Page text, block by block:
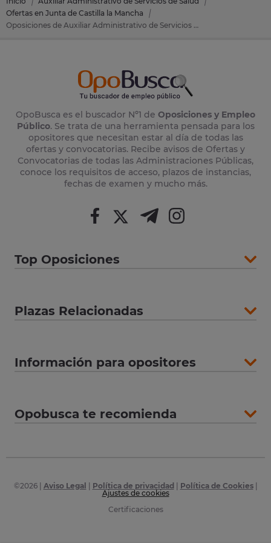
Ofertas en Junta de Castilla la Mancha
Oposiciones de Auxiliar Administrativo de Servicios de Salud en Junta de Castilla la Mancha
OpoBusca es el buscador Nº1 de Oposiciones y Empleo
Público. Se trata de una herramienta pensada para los
opositores que necesitan estar al día de todas las
ofertas y convocatorias. Recibe avisos de Ofertas y
Convocatorias de todas las Administraciones Públicas,
conoce los requisitos de acceso, plazos de instancias,
fechas de examen y mucho más.
Top Oposiciones
Plazas Relacionadas
Información para opositores
Opobusca te recomienda
©2026| Aviso Legal Política de privacidad Política de Cookies|
Ajustes de cookies
Certificaciones